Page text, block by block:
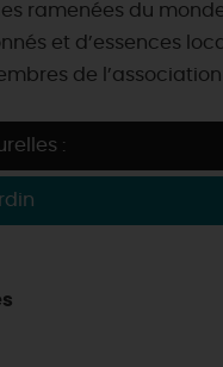
ramenées du
et d’essences
de l’association
: